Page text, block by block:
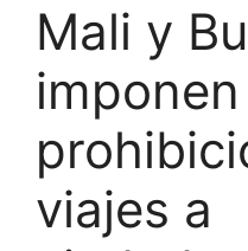
Mali y
imponen
viajes a